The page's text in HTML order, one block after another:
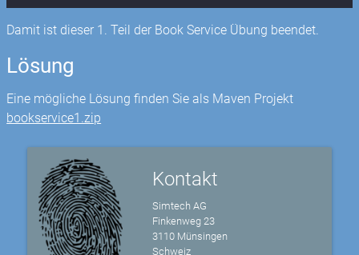
Damit ist dieser 1. Teil der Book Service Übung beendet.
Lösung
Eine mögliche Lösung finden Sie als Maven Projekt
bookservice1.zip
Kontakt
Simtech AG
Finkenweg 23
3110 Münsingen
Schweiz